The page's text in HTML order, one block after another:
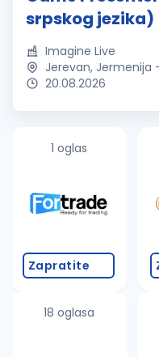
srpskog jezika)
Imagine Live
Jerevan, Jermenija
20.08.2026
1 oglas
Zapratite
18 oglasa